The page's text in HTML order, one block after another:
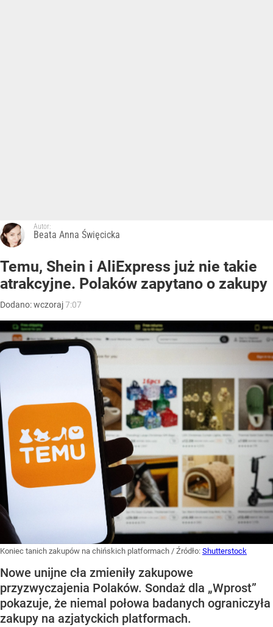
Autor:
Beata Anna Święcicka
Temu, Shein i AliExpress już nie takie
atrakcyjne. Polaków zapytano o zakupy
Dodano:wczoraj7:07
Koniec tanich zakupów na chińskich platformach / Źródło: Shutterstock
Nowe unijne cła zmieniły zakupowe
przyzwyczajenia Polaków. Sondaż dla „Wprost”
pokazuje, że niemal połowa badanych ograniczyła
zakupy na azjatyckich platformach.